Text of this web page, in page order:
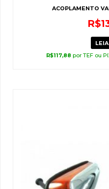
ACOPLAMENTO
R$
R$117,88 por TEF ou